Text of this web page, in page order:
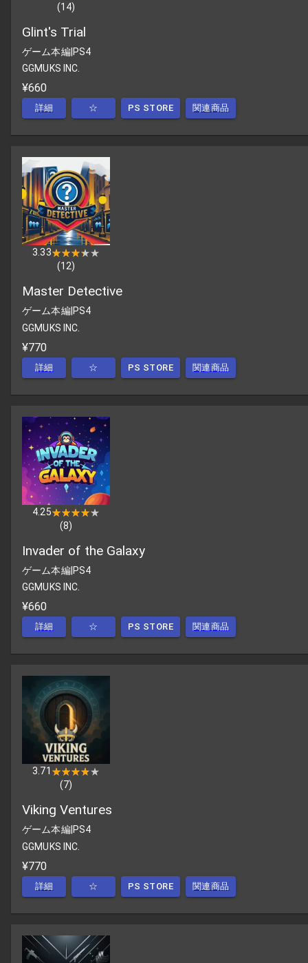
(14)
Glint's Trial
ゲーム本編|PS4
GGMUKS INC.
¥660
詳細 ☆ PS STORE 関連商品
3.33★★★★★
★★★★★
(12)
Master Detective
ゲーム本編| PS4
GGMUKS INC.
¥770
詳細 ☆ PS STORE 関連商品
4.25★★★★★
★★★★★
(8)
Invader of the Galaxy
ゲーム本編|PS4
GGMUKS INC.
¥660
詳細 ☆ PS STORE 関連商品
3.71 ★★★★★
★★★★★
(7)
Viking Ventures
ゲーム本編| PS4
GGMUKS INC.
¥770
詳細 ☆ PS STORE 関連商品